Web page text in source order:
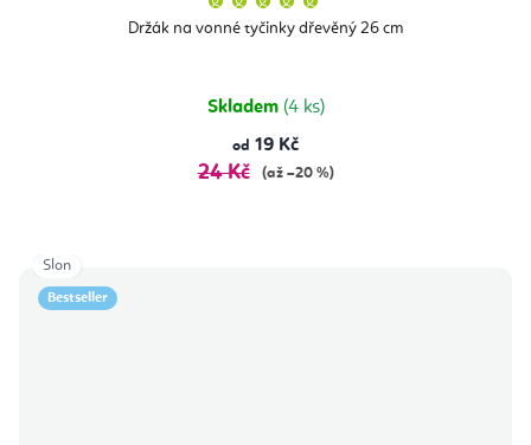
Držák na vonné tyčinky dřevěný 26 cm
produktu
je
hvězdiček.
Skladem (4 ks)
od 19 Kč
24 Kč (až –20 %)
Bestseller
Slon